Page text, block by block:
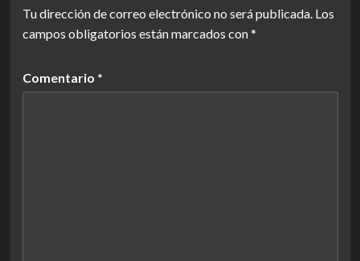
Tu dirección de correo electrónico no será publicada. Los
campos obligatorios están marcados con*
Comentario *